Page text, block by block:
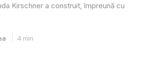
Kirschner a construit, împreună cu
4 min